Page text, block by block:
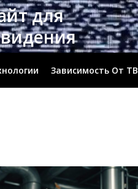
для
Зависимость От ТВ